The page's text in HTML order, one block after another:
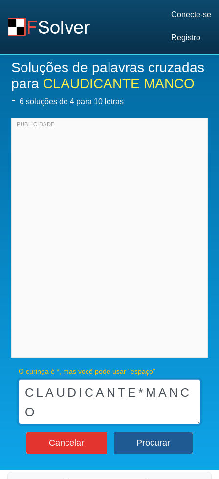
Conecte-se
Registro
Soluções de palavras cruzadas
para CLAUDICANTE MANCO
- 6 soluções de 4 para 10 letras
O curinga é *, mas você pode usar "espaço"
Cancelar Procurar